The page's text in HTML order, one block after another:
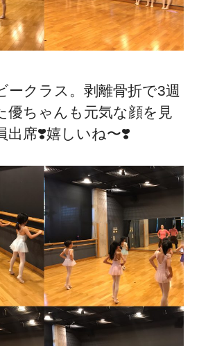
ークラス。剥離骨折で3週
優ちゃんも元気な顔を見
出席❣️嬉しいね〜❣️